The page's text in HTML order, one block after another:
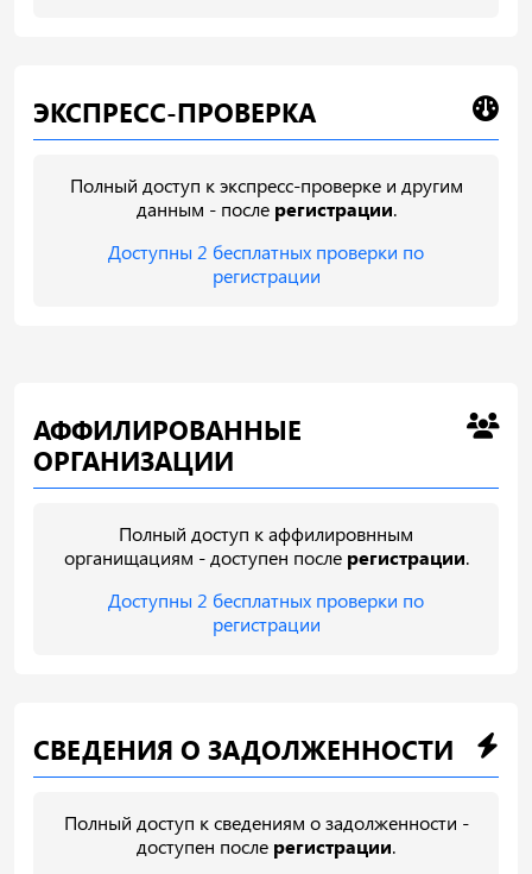
ЭКСПРЕСС-ПРОВЕРКА
Полный доступ к экспресс-проверке и другим
данным - после регистрации.
Доступны 2 бесплатных проверки по
регистрации
АФФИЛИРОВАННЫЕ
ОРГАНИЗАЦИИ
Полный доступ к аффилировнным
органищациям - доступен после регистрации.
Доступны 2 бесплатных проверки по
регистрации
СВЕДЕНИЯ О ЗАДОЛЖЕННОСТИ
Полный доступ к сведениям о задолженности -
доступен после регистрации.